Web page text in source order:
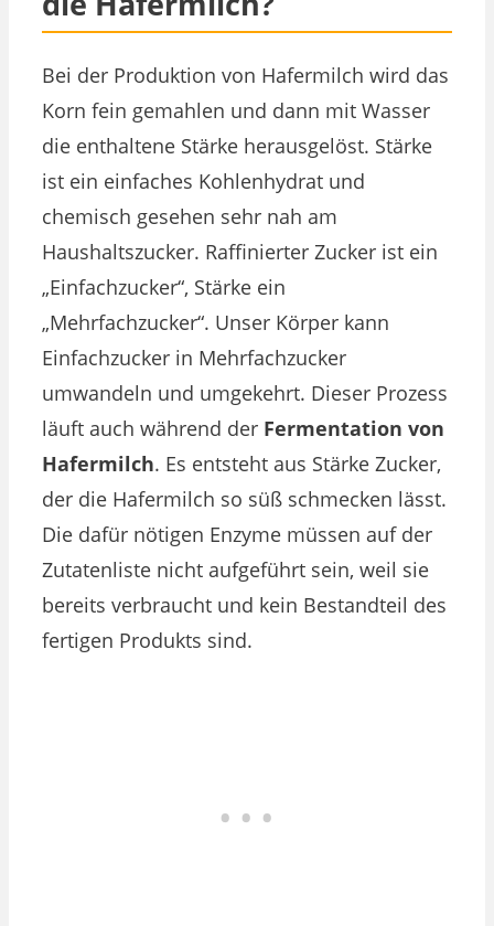
Bei der Produktion von Hafermilch wird das
Korn fein gemahlen und dann mit Wasser
die enthaltene Stärke herausgelöst. Stärke
ist ein einfaches Kohlenhydrat und
chemisch gesehen sehr nah am
Haushaltszucker. Raffinierter Zucker ist ein
„Einfachzucker“, Stärke ein
„Mehrfachzucker“. Unser Körper kann
Einfachzucker in Mehrfachzucker
umwandeln und umgekehrt. Dieser Prozess
läuft auch während der Fermentation von
Hafermilch. Es entsteht aus Stärke Zucker,
der die Hafermilch so süß schmecken lässt.
Die dafür nötigen Enzyme müssen auf der
Zutatenliste nicht aufgeführt sein, weil sie
bereits verbraucht und kein Bestandteil des
fertigen Produkts sind.